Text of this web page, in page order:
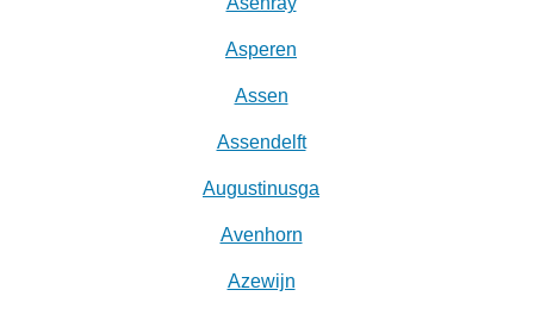
Asperen
Assen
Assendelft
Augustinusga
Avenhorn
Azewijn